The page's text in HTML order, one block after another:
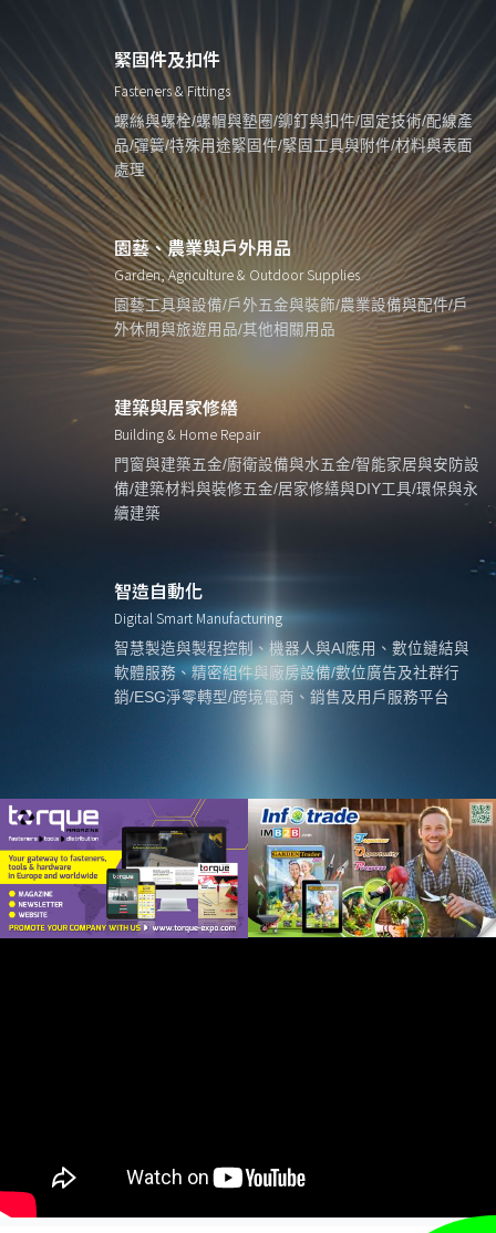
緊固件及扣件
Fasteners & Fittings
螺絲與螺栓/螺帽與墊圈/鉚釘與扣件/固定技術/配線產
品/彈簧/特殊用途緊固件/緊固工具與附件/材料與表面
處理
園藝、農業與戶外用品
Garden, Agriculture & Outdoor Supplies
園藝工具與設備/戶外五金與裝飾/農業設備與配件/戶
外休閒與旅遊用品/其他相關用品
建築與居家修繕
Building & Home Repair
門窗與建築五金/廚衛設備與水五金/智能家居與安防設
備/建築材料與裝修五金/居家修繕與DIY工具/環保與永
續建築
智造自動化
Digital Smart Manufacturing
智慧製造與製程控制、機器人與AI應用、數位鏈結與
軟體服務、精密組件與廠房設備/數位廣告及社群行
銷/ESG淨零轉型/跨境電商、銷售及用戶服務平台